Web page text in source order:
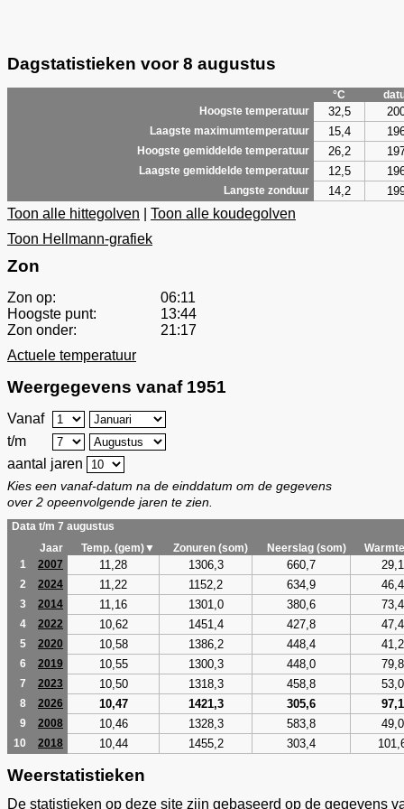
Dagstatistieken voor 8 augustus
°C
Hoogste temperatuur
32,5
Laagste maximumtemperatuur 15,4
Hoogste gemiddelde temperatuur 26,2
Laagste gemiddelde temperatuur 12,5
Langste zonduur 14,2
Toon alle hittegolven
Toon alle koudegolven
Toon Hellmann-grafiek
Zon
Zon op:
06:11
Hoogste punt:
13:44
Zon onder:
21:17
Actuele temperatuur
Weergegevens vanaf 1951
Vanaf
t/m
aantal jaren
Kies een vanaf-datum na de einddatum om de gegevens
over 2 opeenvolgende jaren te zien.
Data t/m 7 augustus
Jaar
Temp. (gem)▼ Zonuren (som) Neerslag (som)
1
2007 11,28 1306,3 660,7 29,1
2 2024 11,22 1152,2 634,9 46,4
3 2014 11,16 1301,0 380,6 73,4
4 2022 10,62 1451,4 427,8 47,4
5 2020 10,58 1386,2 448,4 41,2
6 2019 10,55 1300,3 448,0 79,8
7 2023 10,50 1318,3 458,8 53,0
8 2026 10,47 1421,3 305,6 97,1
9 2008 10,46 1328,3 583,8 49,0
10 2018 10,44 1455,2 303,4
Weerstatistieken
De statistieken op deze site zijn gebaseerd op de gegevens